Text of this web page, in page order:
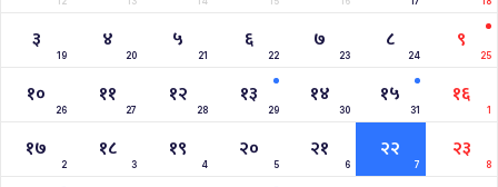
३
19
४
20
५
21
६
22
७
23
८
24
९
25
१०
26
११
27
१२
28
१३
29
१४
30
१५
31
१६
1
१७
2
१८
3
१९
4
२०
5
२१
6
२२
7
२३
8